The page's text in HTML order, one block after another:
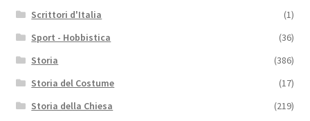
Scrittori d'Italia
(1)
Sport - Hobbistica
(36)
Storia
(386)
Storia del Costume
(17)
Storia della Chiesa
(219)